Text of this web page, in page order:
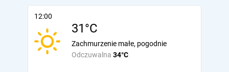
12:00
31°C
Odczuwalna 34°C
Zachmurzenie małe, pogodnie